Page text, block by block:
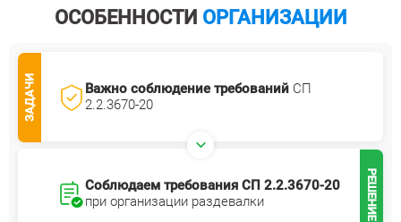
ОСОБЕННОСТИ ОРГАНИЗАЦИИ
ЗАДАЧИ Важно соблюдение требований СП
2.2.3670-20
РЕШЕНИЕ
Соблюдаем требования СП 2.2.3670-20
при организации раздевалки